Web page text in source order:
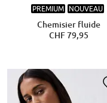
PREMIUM NOUVEAU
Chemisier fluide
CHF 79,95